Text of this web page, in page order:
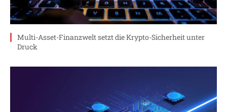
Multi-Asset-Finanzwelt setzt die Krypto-Sicherheit unter
Druck